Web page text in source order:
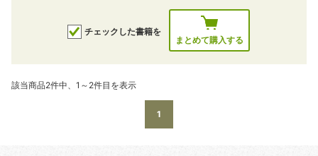
チェックした書籍を
まとめて購入する
該当商品2件中、1～2件目を表示
1